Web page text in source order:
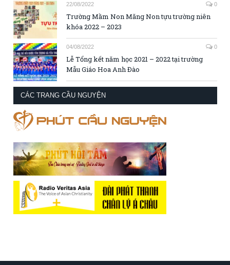
22/08/2022 0
Trường Mầm Non Măng Non tựu trường niên
khóa 2022 – 2023
04/08/2022 0
Lễ Tổng kết năm học 2021 – 2022 tại trường
Mẫu Giáo Hoa Anh Đào
CÁC TRANG CẦU NGUYỆN